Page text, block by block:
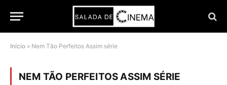
Início » Nem Tão Perfeitos Assim série
NEM TÃO PERFEITOS ASSIM SÉRIE